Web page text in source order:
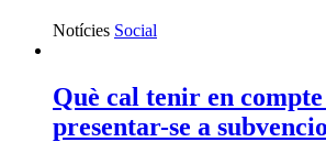
Notícies Social
Què cal tenir en
presentar-se a